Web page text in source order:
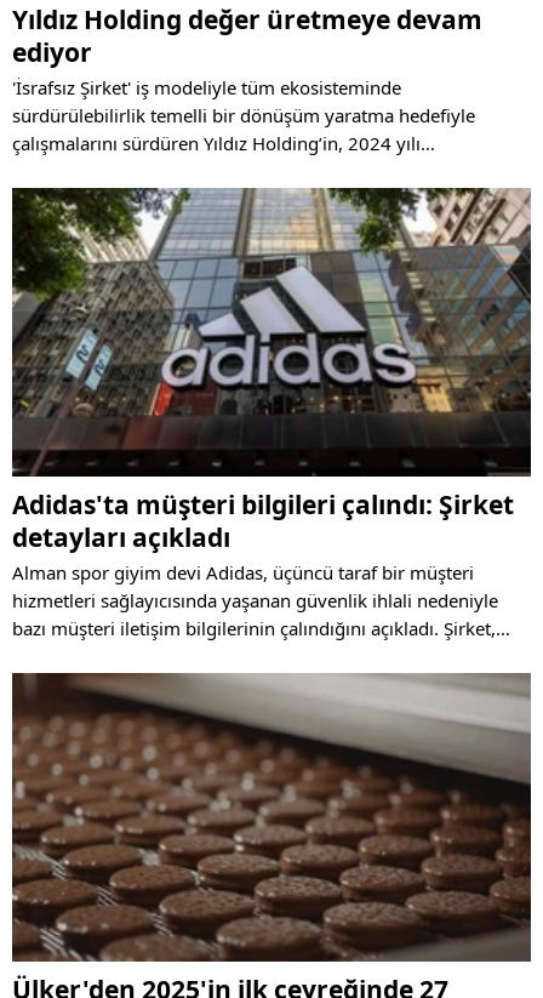
Yıldız Holding değer üretmeye devam
ediyor
'İsrafsız Şirket' iş modeliyle tüm ekosisteminde
sürdürülebilirlik temelli bir dönüşüm yaratma hedefiyle
çalışmalarını sürdüren Yıldız Holding’in, 2024 yılı
yayınlandı.
Adidas'ta müşteri bilgileri çalındı: Şirket
detayları açıkladı
Alman spor giyim devi Adidas, üçüncü taraf bir müşteri
hizmetleri sağlayıcısında yaşanan güvenlik ihlali nedeniyle
bazı müşteri iletişim bilgilerinin çalındığını açıkladı. Şirket,
etkilenen kullanıcıları bilgilendirmeye başladı.
Ülker'den 2025'in ilk çeyreğinde 27